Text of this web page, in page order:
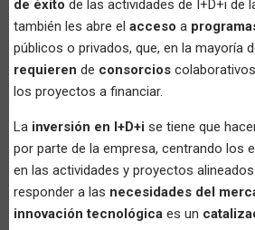
de éxito de las actividades de I+D+i de
también les abre el acceso a
públicos o privados, que, en la mayoría
requieren de consorcios
los proyectos a financiar.
La inversión en I+D+i se tiene que
por parte de la empresa, centrando los
en las actividades y proyectos
responder a las necesidades del
innovación tecnológica es un